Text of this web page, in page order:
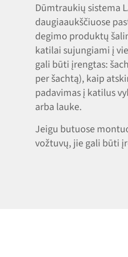
Dūmtraukių sistema
daugiaaukščiuose
degimo produktų
katilai sujungiami į
gali būti įrengtas:
per šachtą), kaip
padavimas į katilus
arba lauke.
Jeigu butuose
vožtuvų, jie gali būti